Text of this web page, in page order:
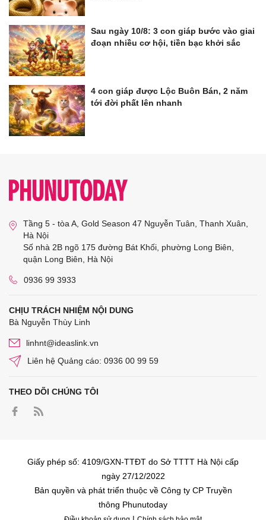
Sau ngày 10/8: 3 con giáp bước vào giai
đoạn nhiều cơ hội, tiền bạc khởi sắc
4 con giáp được Lộc Buôn Bán, 2 năm
tới đời phất lên nhanh
Tầng 5 - tòa A, Gold Season 47 Nguyễn Tuân, Thanh Xuân,
Hà Nội
Số nhà 2B ngõ 175 đường Bát Khối, phường Long Biên,
quận Long Biên, Hà Nội
0936 99 3933
CHỊU TRÁCH NHIỆM NỘI DUNG
Bà Nguyễn Thùy Linh
linhnt@ideaslink.vn
Liên hệ Quảng cáo: 0936 00 99 59
THEO DÕI CHÚNG TÔI
Giấy phép số: 4109/GXN-TTĐT do Sở TTTT Hà Nội cấp
ngày 27/12/2022
Bản quyền và phát triển thuộc về Công ty CP Truyền
thông Phunutoday